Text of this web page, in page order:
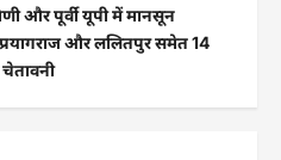
और पूर्वी यूपी में मानसून
और ललितपुर समेत 14